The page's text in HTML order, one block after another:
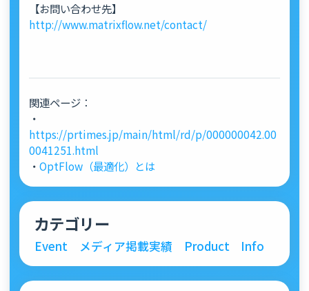
【お問い合わせ先】
http://www.matrixflow.net/contact/
関連ページ：
・
https://prtimes.jp/main/html/rd/p/000000042.00
0041251.html
・ OptFlow（最適化）とは
カテゴリー
Event メディア掲載実績 Product Info